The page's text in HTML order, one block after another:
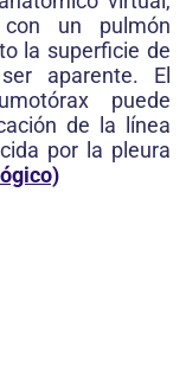
un pulmón
la superficie de
aparente. El
puede
de la línea
por la pleura